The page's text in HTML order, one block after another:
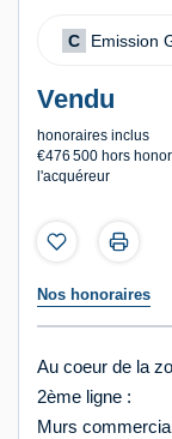
C Emission
Vendu
honoraires inclus
€476 500 hors
l'acquéreur
Nos honoraires
Au coeur de la
2ème ligne :
Murs